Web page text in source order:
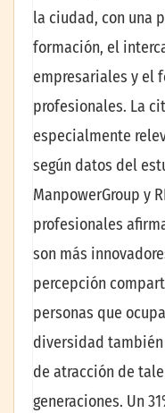
la ciudad, con una
formación, el
empresariales y el
profesionales. La
especialmente
según datos del
ManpowerGroup y
profesionales
son más
percepción
personas que
diversidad
de atracción de
generaciones. Un